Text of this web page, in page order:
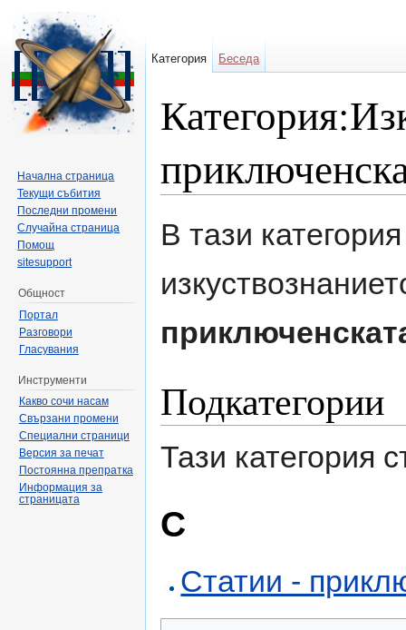
В тази
Подкатегории
Тази категория
С
Статии -
Категория Беседа
Начална страница
Текущи събития
Последни промени
Случайна страница
Помощ
sitesupport
Общност
Портал
Разговори
Гласувания
Инструменти
Какво сочи насам
Свързани промени
Специални страници
Версия за печат
Постоянна препратка
Информация за
страницата